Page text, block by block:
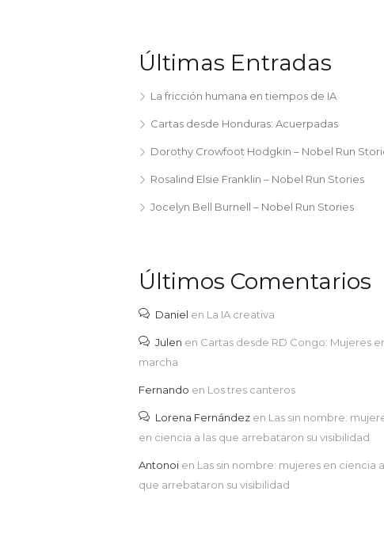
Últimas Entradas
La fricción humana en tiempos de IA
Cartas desde Honduras: Acuerpadas
Dorothy Crowfoot Hodgkin – Nobel Run
Rosalind Elsie Franklin – Nobel Run Stories
Jocelyn Bell Burnell – Nobel Run Stories
Últimos Comentarios
Daniel en La IA creativa
Julen en Cartas desde RD Congo: Mujeres
marcha
Fernando en Los tres canteros
Lorena Fernández en Las sin nombre:
en ciencia a las que arrebataron su visibilidad
Antonoi en Las sin nombre: mujeres en ciencia
que arrebataron su visibilidad